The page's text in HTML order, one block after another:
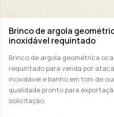
Brinco de argola
inoxidável requintado
Brinco de argola geométrica
requintado para venda por
inoxidável e banho em tom de
qualidade pronto para
solicitação.